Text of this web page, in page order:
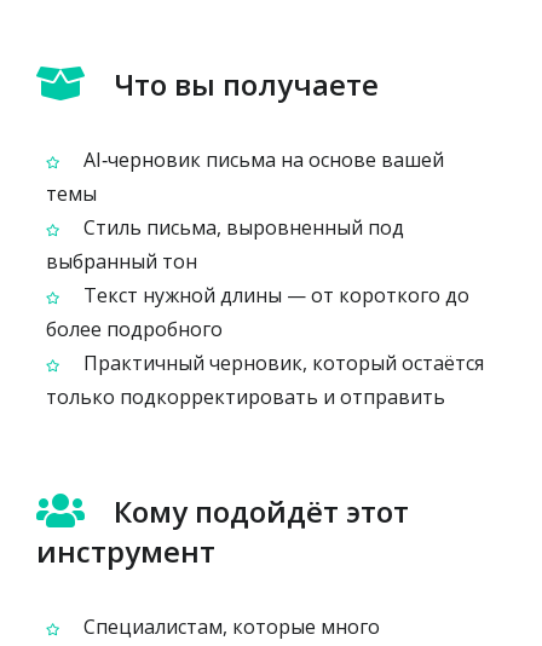
Что вы получаете
AI‑черновик письма на основе вашей
темы
Стиль письма, выровненный под
выбранный тон
Текст нужной длины — от короткого до
более подробного
Практичный черновик, который остаётся
только подкорректировать и отправить
Кому подойдёт этот
инструмент
Специалистам, которые много